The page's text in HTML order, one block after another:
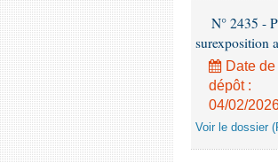
N° 2435 -
surexposition
Date de
dépôt :
04/02/
Voir le dossier